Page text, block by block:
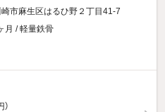
市麻生区はるひ野２丁目41-7
月 / 軽量鉄骨